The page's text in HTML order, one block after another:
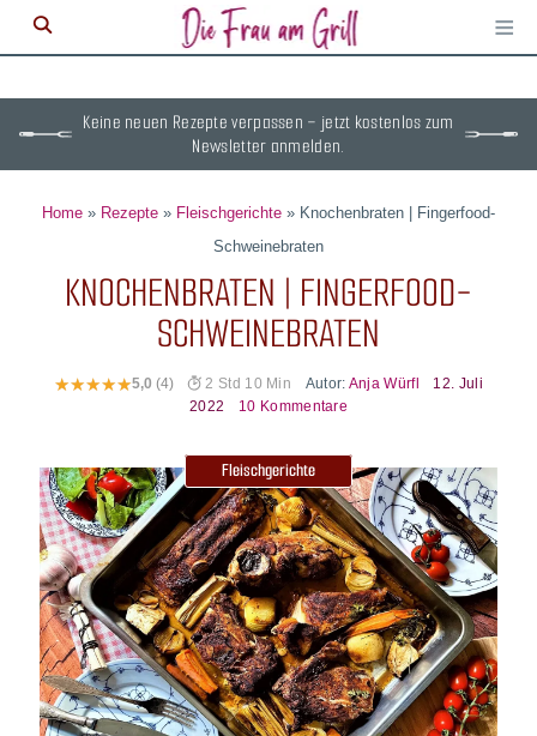
≡
Keine neuen Rezepte verpassen – jetzt kostenlos zum
Newsletter anmelden.
Home » Rezepte » Fleischgerichte » Knochenbraten | Fingerfood-
Schweinebraten
KNOCHENBRATEN | FINGERFOOD-
SCHWEINEBRATEN
5,0(4) 2 Std 10 Min Autor: Anja Würfl
12. Juli
2022
10 Kommentare
Fleischgerichte